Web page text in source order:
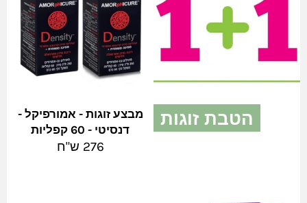
הטבת זוגות
מבצע זוגות - אמורפיקל -
דנסיטי - 60 קפליות
מחיר
276 ש"ח